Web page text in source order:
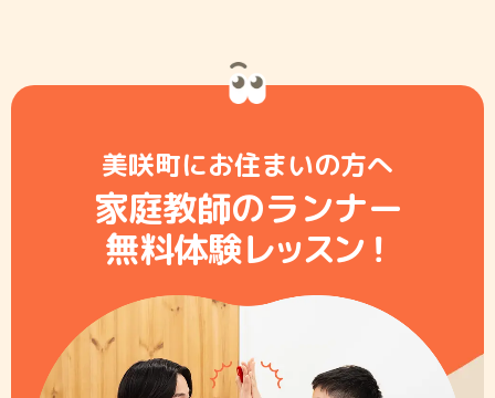
美咲町にお住まいの方へ
家庭教師のランナー
無料体験レッスン！